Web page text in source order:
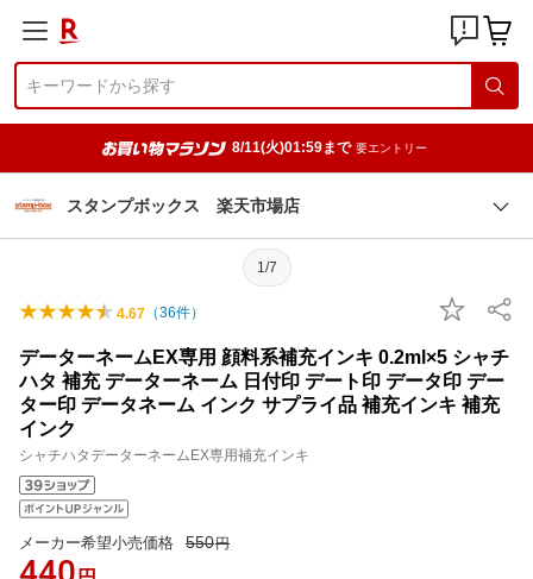
8/11(火)01:59まで 要エントリー
スタンプボックス 楽天市場店
1/7
4.67 （36件）
データーネームEX専用 顔料系補充インキ 0.2ml×5 シャチ
ハタ 補充 データーネーム 日付印 デート印 データ印 デー
ター印 データネーム インク サプライ品 補充インキ 補充
インク
シャチハタデーターネームEX専用補充インキ
メーカー希望小売価格 550円